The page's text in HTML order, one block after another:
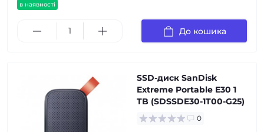
в наявності
До кошика
SSD-диск SanDisk
Extreme Portable E30 1
TB (SDSSDE30-1T00-G25)
0